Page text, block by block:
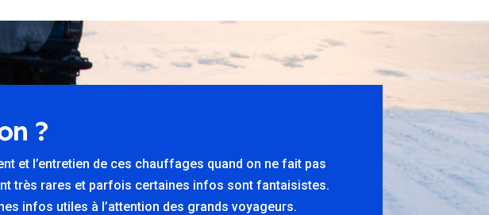
?
et l’entretien de ces chauffages quand on ne fait pas
très rares et parfois certaines infos sont fantaisistes.
infos utiles à l’attention des grands voyageurs.